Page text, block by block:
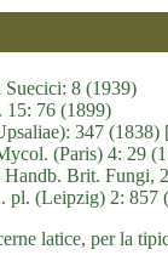
8 (1939)
15: 76 (1899)
347 (1838)
(Paris) 4: 29
Handb. Brit. Fungi,
pl. (Leipzig) 2: 857
latice, per la